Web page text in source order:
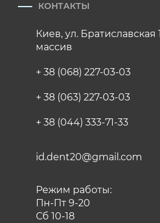
КОНТАКТЫ
Киев, ул.
массив
+ 38 (068) 227-03-03
+ 38 (063) 227-03-03
+ 38 (044) 333-71-33
id.dent20@gmail.com
Режим работы:
Пн-Пт 9-20
Сб 10-18